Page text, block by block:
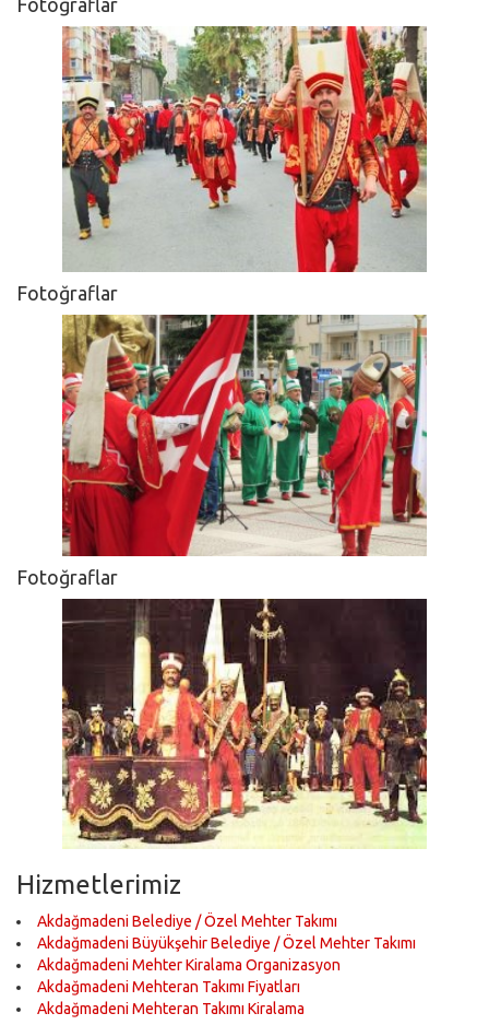
Fotoğraflar
Fotoğraflar
Hizmetlerimiz
Akdağmadeni Belediye / Özel Mehter Takımı
Akdağmadeni Büyükşehir Belediye / Özel Mehter Takımı
Akdağmadeni Mehter Kiralama Organizasyon
Akdağmadeni Mehteran Takımı Fiyatları
Akdağmadeni Mehteran Takımı Kiralama